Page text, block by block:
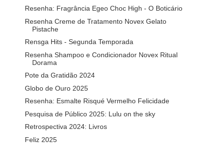
Resenha: Fragrância Egeo Choc High - O Boticário
Resenha Creme de Tratamento Novex Gelato
Pistache
Rensga Hits - Segunda Temporada
Resenha Shampoo e Condicionador Novex Ritual
Dorama
Pote da Gratidão 2024
Globo de Ouro 2025
Resenha: Esmalte Risqué Vermelho Felicidade
Pesquisa de Público 2025: Lulu on the sky
Retrospectiva 2024: Livros
Feliz 2025